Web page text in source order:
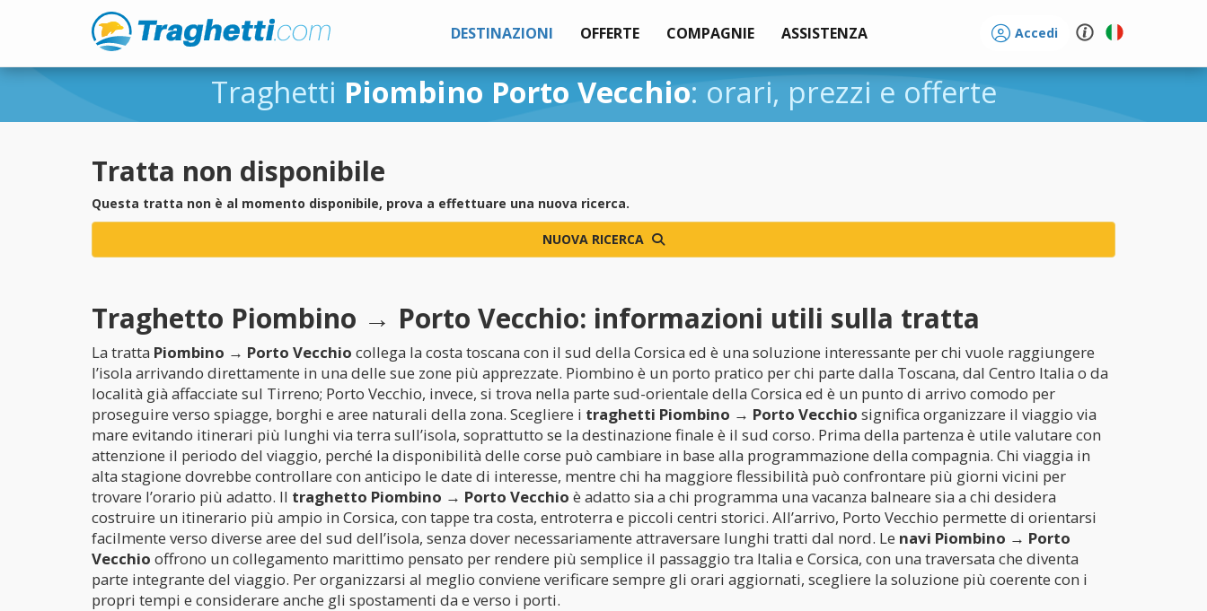
DESTINAZIONI OFFERTE COMPAGNIE ASSISTENZA Accedi
Traghetti Piombino Porto Vecchio: orari, prezzi e offerte
Tratta non disponibile
Questa tratta non è al momento disponibile, prova a effettuare una nuova ricerca.
NUOVA RICERCA
Traghetto Piombino → Porto Vecchio: informazioni utili sulla tratta
La tratta Piombino → Porto Vecchio collega la costa toscana con il sud della Corsica ed è una soluzione interessante per chi vuole raggiungere
l’isola arrivando direttamente in una delle sue zone più apprezzate. Piombino è un porto pratico per chi parte dalla Toscana, dal Centro Italia o da
località già affacciate sul Tirreno; Porto Vecchio, invece, si trova nella parte sud-orientale della Corsica ed è un punto di arrivo comodo per
proseguire verso spiagge, borghi e aree naturali della zona. Scegliere i traghetti Piombino → Porto Vecchio significa organizzare il viaggio via
mare evitando itinerari più lunghi via terra sull’isola, soprattutto se la destinazione finale è il sud corso. Prima della partenza è utile valutare con
attenzione il periodo del viaggio, perché la disponibilità delle corse può cambiare in base alla programmazione della compagnia. Chi viaggia in
alta stagione dovrebbe controllare con anticipo le date di interesse, mentre chi ha maggiore flessibilità può confrontare più giorni vicini per
trovare l’orario più adatto. Il traghetto Piombino → Porto Vecchio è adatto sia a chi programma una vacanza balneare sia a chi desidera
costruire un itinerario più ampio in Corsica, con tappe tra costa, entroterra e piccoli centri storici. All’arrivo, Porto Vecchio permette di orientarsi
facilmente verso diverse aree del sud dell’isola, senza dover necessariamente attraversare lunghi tratti dal nord. Le navi Piombino → Porto
Vecchio offrono un collegamento marittimo pensato per rendere più semplice il passaggio tra Italia e Corsica, con una traversata che diventa
parte integrante del viaggio. Per organizzarsi al meglio conviene verificare sempre gli orari aggiornati, scegliere la soluzione più coerente con i
propri tempi e considerare anche gli spostamenti da e verso i porti.